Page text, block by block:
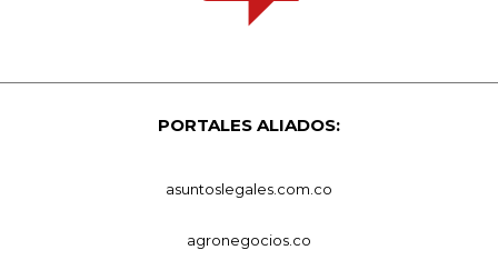
PORTALES ALIADOS:
asuntoslegales.com.co
agronegocios.co